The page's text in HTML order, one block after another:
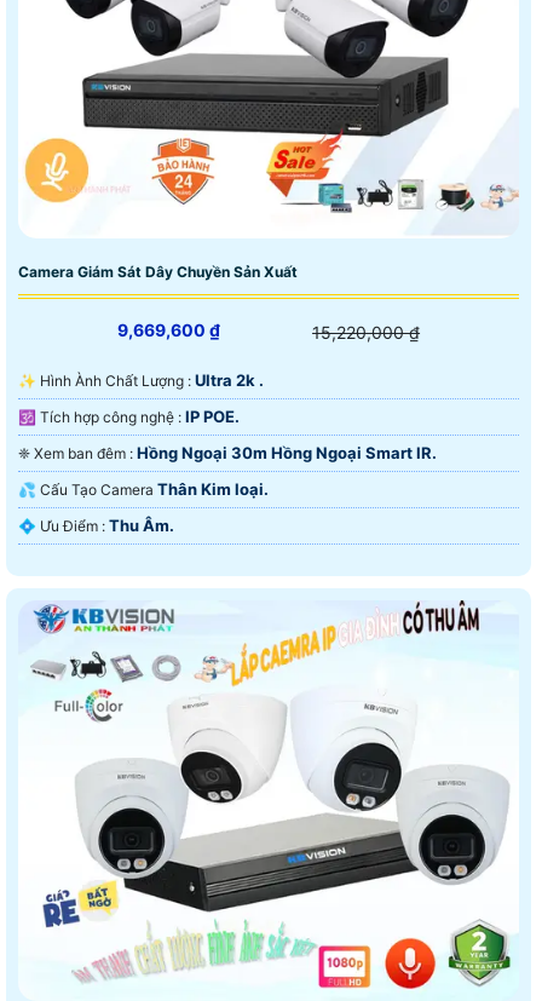
Camera Giám Sát Dây Chuyền Sản Xuất
9,669,600 ₫ 15,220,000 ₫
✨ Hình Ành Chất Lượng : Ultra 2k .
🕉️ Tích hợp công nghệ : IP POE.
❈ Xem ban đêm : Hồng Ngoại 30m Hồng Ngoại Smart IR.
💦 Cấu Tạo Camera Thân Kim loại.
️💠 Ưu Điểm : Thu Âm.